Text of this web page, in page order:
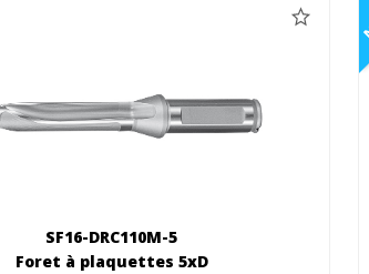
SF16-DRC110M-5
Foret à plaquettes 5xD